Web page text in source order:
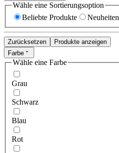
Wähle eine Sortierungsoption
Beliebte Produkte
Neuheiten
Zurücksetzen
Produkte anzeigen
Farbe
Wähle eine Farbe
Grau
Schwarz
Blau
Rot